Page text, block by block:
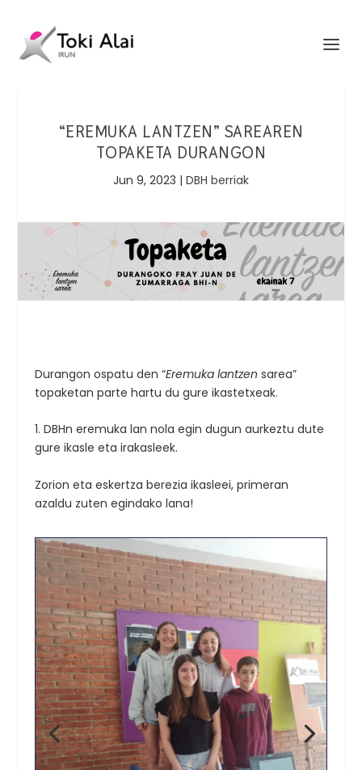
“EREMUKA LANTZEN” SAREAREN
TOPAKETA DURANGON
Jun 9, 2023 | DBH berriak
Durangon ospatu den “Eremuka lantzen sarea”
topaketan parte hartu du gure ikastetxeak.
1. DBHn eremuka lan nola egin dugun aurkeztu dute
gure ikasle eta irakasleek.
Zorion eta eskertza berezia ikasleei, primeran
azaldu zuten egindako lana!